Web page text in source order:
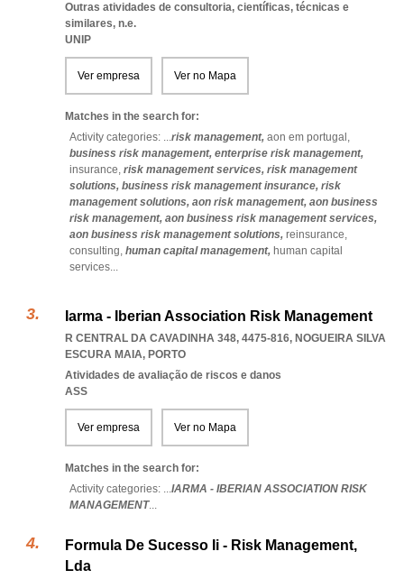
Outras atividades de consultoria, científicas, técnicas e
similares, n.e.
UNIP
Ver empresa Ver no Mapa
Matches in the search for:
Activity categories: ...risk management, aon em portugal,
business risk management, enterprise risk management,
insurance, risk management services, risk management
solutions, business risk management insurance, risk
management solutions, aon risk management, aon business
risk management, aon business risk management services,
aon business risk management solutions, reinsurance,
consulting, human capital management, human capital
services...
Iarma - Iberian Association Risk Management
R CENTRAL DA CAVADINHA 348, 4475-816, NOGUEIRA SILVA
ESCURA MAIA, PORTO
Atividades de avaliação de riscos e danos
ASS
Ver empresa Ver no Mapa
Matches in the search for:
Activity categories: ...IARMA - IBERIAN ASSOCIATION RISK
MANAGEMENT...
Formula De Sucesso Ii - Risk Management,
Lda